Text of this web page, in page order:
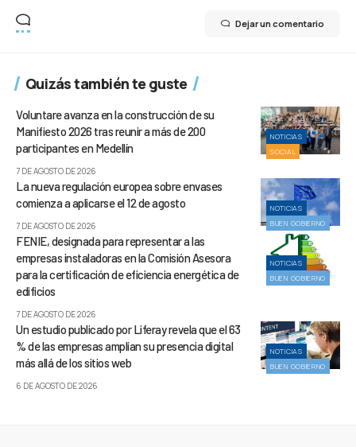
Dejar un comentario
Quizás también te guste
NOTICIAS
SOCIAL
Voluntare avanza en la construcción de su
Manifiesto 2026 tras reunir a más de 200
participantes en Medellín
7 DE AGOSTO DE 2026
NOTICIAS
BUEN GOBIERNO
La nueva regulación europea sobre envases
comienza a aplicarse el 12 de agosto
7 DE AGOSTO DE 2026
NOTICIAS
BUEN GOBIERNO
FENIE, designada para representar a las
empresas instaladoras en la Comisión Asesora
para la certificación de eficiencia energética de
edificios
7 DE AGOSTO DE 2026
NOTICIAS
BUEN GOBIERNO
Un estudio publicado por Liferay revela que el 63
% de las empresas amplían su presencia digital
más allá de los sitios web
6 DE AGOSTO DE 2026